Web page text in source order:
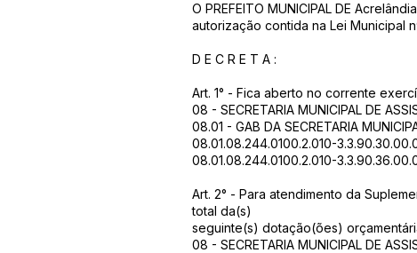
O PREFEITO MUNICIPAL DE
autorização contida na Lei Municipal
D E C R E T A :
Art. 1° - Fica aberto no corrente
08 - SECRETARIA MUNICIPAL DE
08.01 - GAB DA SECRETARIA
08.01.08.244.0100.2.010-
08.01.08.244.0100.2.010-
Art. 2° - Para atendimento da
total da(s)
seguinte(s) dotação(ões)
08 - SECRETARIA MUNICIPAL DE